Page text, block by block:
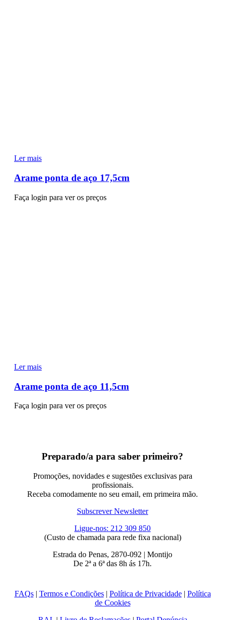
Ler mais
Arame ponta de aço 17,5cm
Faça login para ver os preços
Ler mais
Arame ponta de aço 11,5cm
Faça login para ver os preços
Preparado/a para saber primeiro?
Promoções, novidades e sugestões exclusivas para
profissionais.
Receba comodamente no seu email, em primeira mão.
Subscrever Newsletter
Ligue-nos: 212 309 850
(Custo de chamada para rede fixa nacional)
Estrada do Penas, 2870-092 | Montijo
De 2ª a 6ª das 8h ás 17h.
FAQs| Termos e Condições| Política de Privacidade| Política
de Cookies